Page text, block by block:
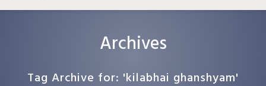
Archives
Tag Archive for: 'kilabhai ghanshyam'